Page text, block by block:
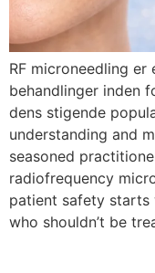
RF microneedling
behandlinger inden
dens stigende
understanding and
seasoned
radiofrequency
patient safety
who shouldn’t be